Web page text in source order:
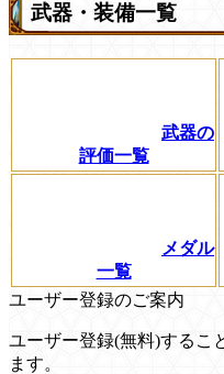
武器・装備一覧
武器の
評価一覧
メダル
一覧
ユーザー登録のご案内
ユーザー登録(無料)するこ
ます。